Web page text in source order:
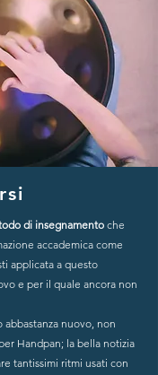
di insegnamento che
accademica come
applicata a questo
e per il quale ancora non
abbastanza nuovo, non
Handpan; la bella notizia
tantissimi ritmi usati con